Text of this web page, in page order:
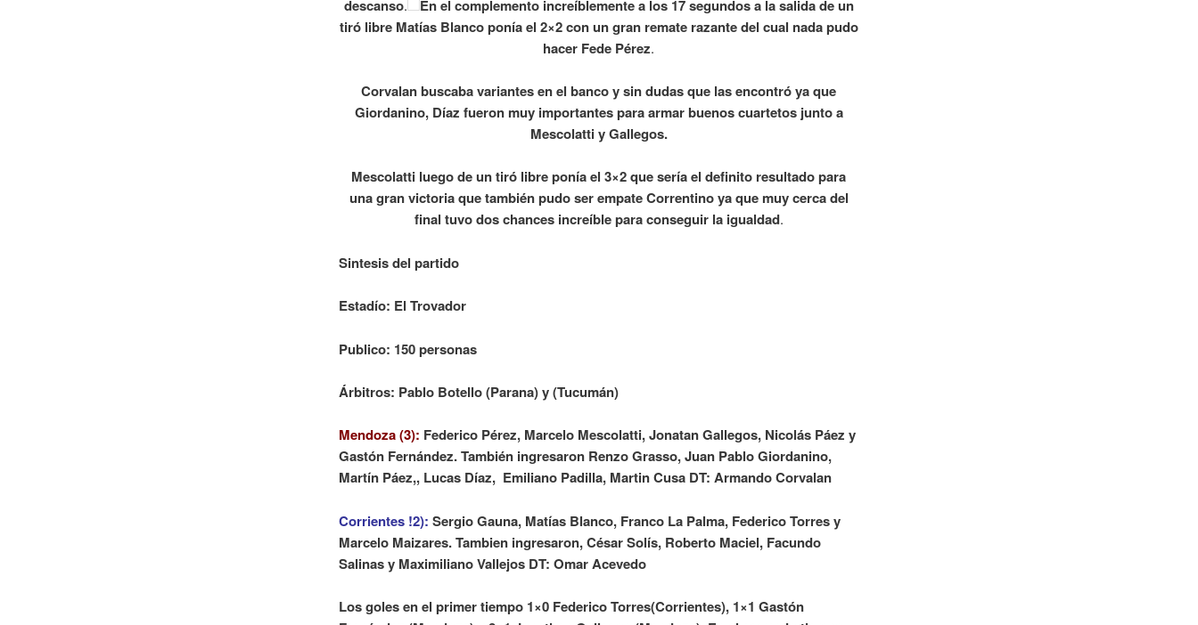
descanso.
En el complemento increíblemente a los 17 segundos a la salida de un
tiró libre Matías Blanco ponía el 2×2 con un gran remate razante del cual nada pudo
hacer Fede Pérez.
Corvalan buscaba variantes en el banco y sin dudas que las encontró ya que
Giordanino, Díaz fueron muy importantes para armar buenos cuartetos junto a
Mescolatti y Gallegos.
Mescolatti luego de un tiró libre ponía el 3×2 que sería el definito resultado para
una gran victoria que también pudo ser empate Correntino ya que muy cerca del
final tuvo dos chances increíble para conseguir la igualdad.
Sintesis del partido
Estadío: El Trovador
Publico: 150 personas
Árbitros: Pablo Botello (Parana) y (Tucumán)
Mendoza (3): Federico Pérez, Marcelo Mescolatti, Jonatan Gallegos, Nicolás Páez y
Gastón Fernández. También ingresaron Renzo Grasso, Juan Pablo Giordanino,
Martín Páez,, Lucas Díaz, Emiliano Padilla, Martin Cusa DT: Armando Corvalan
Corrientes !2): Sergio Gauna, Matías Blanco, Franco La Palma, Federico Torres y
Marcelo Maizares. Tambien ingresaron, César Solís, Roberto Maciel, Facundo
Salinas y Maximiliano Vallejos DT: Omar Acevedo
Los goles en el primer tiempo 1×0 Federico Torres(Corrientes), 1×1 Gastón